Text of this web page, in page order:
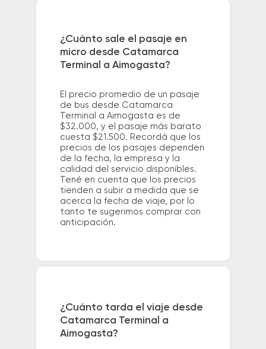
¿Cuánto sale el pasaje en
micro desde Catamarca
Terminal a Aimogasta?
El precio promedio de un pasaje
de bus desde Catamarca
Terminal a Aimogasta es de
$32.000, y el pasaje más barato
cuesta $21.500. Recordá que los
precios de los pasajes dependen
de la fecha, la empresa y la
calidad del servicio disponibles.
Tené en cuenta que los precios
tienden a subir a medida que se
acerca la fecha de viaje, por lo
tanto te sugerimos comprar con
anticipación.
¿Cuánto tarda el viaje desde
Catamarca Terminal a
Aimogasta?